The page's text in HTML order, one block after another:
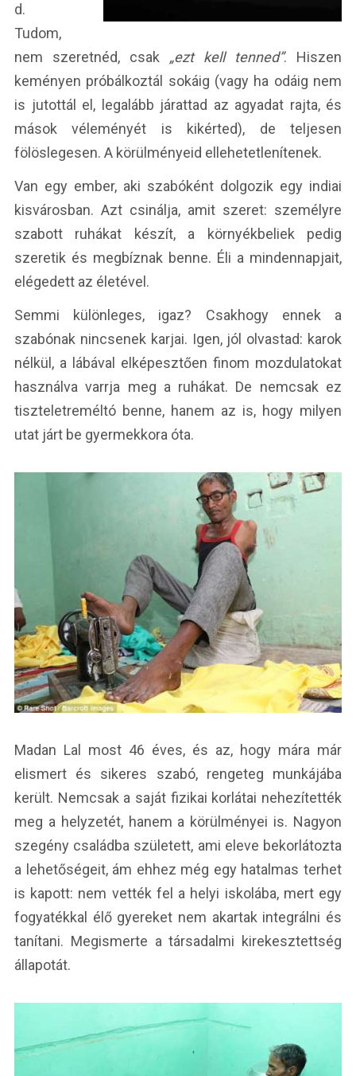
d.
Tudom,
nem szeretnéd, csak „ezt kell tenned”. Hiszen
keményen próbálkoztál sokáig (vagy ha odáig nem
is jutottál el, legalább járattad az agyadat rajta, és
mások véleményét is kikérted), de teljesen
fölöslegesen. A körülményeid ellehetetlenítenek.
Van egy ember, aki szabóként dolgozik egy indiai
kisvárosban. Azt csinálja, amit szeret: személyre
szabott ruhákat készít, a környékbeliek pedig
szeretik és megbíznak benne. Éli a mindennapjait,
elégedett az életével.
Semmi különleges, igaz? Csakhogy ennek a
szabónak nincsenek karjai. Igen, jól olvastad: karok
nélkül, a lábával elképesztően finom mozdulatokat
használva varrja meg a ruhákat. De nemcsak ez
tiszteletreméltó benne, hanem az is, hogy milyen
utat járt be gyermekkora óta.
Madan Lal most 46 éves, és az, hogy mára már
elismert és sikeres szabó, rengeteg munkájába
került. Nemcsak a saját fizikai korlátai nehezítették
meg a helyzetét, hanem a körülményei is. Nagyon
szegény családba született, ami eleve bekorlátozta
a lehetőségeit, ám ehhez még egy hatalmas terhet
is kapott: nem vették fel a helyi iskolába, mert egy
fogyatékkal élő gyereket nem akartak integrálni és
tanítani. Megismerte a társadalmi kirekesztettség
állapotát.